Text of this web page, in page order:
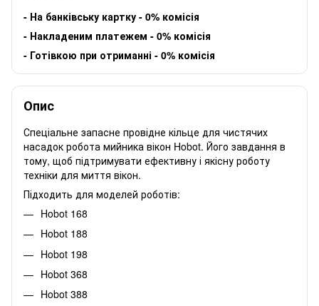
- На банківську картку - 0% комісія
- Накладеним платежем - 0% комісія
- Готівкою при отриманні - 0% комісія
Опис
Спеціальне запасне провідне кільце для чистячих
насадок робота мийника вікон Hobot. Його завдання в
тому, щоб підтримувати ефективну і якісну роботу
техніки для миття вікон.
Підходить для моделей роботів:
Hobot 168
Hobot 188
Hobot 198
Hobot 368
Hobot 388